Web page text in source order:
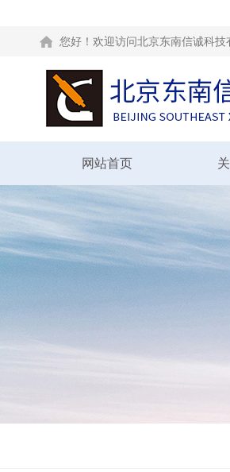
您好！欢迎访问北京东南信诚科技
网站首页